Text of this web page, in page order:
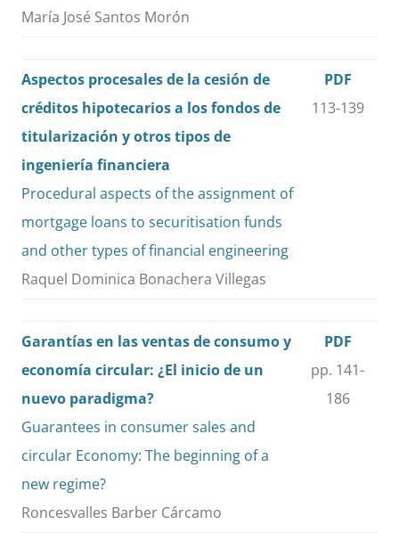
María José Santos Morón
Aspectos procesales de la cesión de
créditos hipotecarios a los fondos de
titularización y otros tipos de
ingeniería financiera
Procedural aspects of the assignment of
mortgage loans to securitisation funds
and other types of financial engineering
Raquel Dominica Bonachera Villegas
PDF
113-139
Garantías en las ventas de consumo y
economía circular: ¿El inicio de un
nuevo paradigma?
Guarantees in consumer sales and
circular Economy: The beginning of a
new regime?
Roncesvalles Barber Cárcamo
PDF
pp. 141-
186